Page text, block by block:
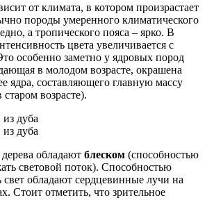
от климата, в котором произрастает
породы умеренного климатического
а тропического пояса – ярко. В
цвета увеличивается с
особенно заметно у ядровых пород
в молодом возрасте, окрашена
ядра, составляющего главную массу
возрасте).
обладают блеском (способностью
световой поток). Способностью
свет обладают сердцевинные лучи на
Стоит отметить, что зрительное